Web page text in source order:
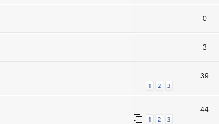
0
3
1 2 3
39
1 2 3
44